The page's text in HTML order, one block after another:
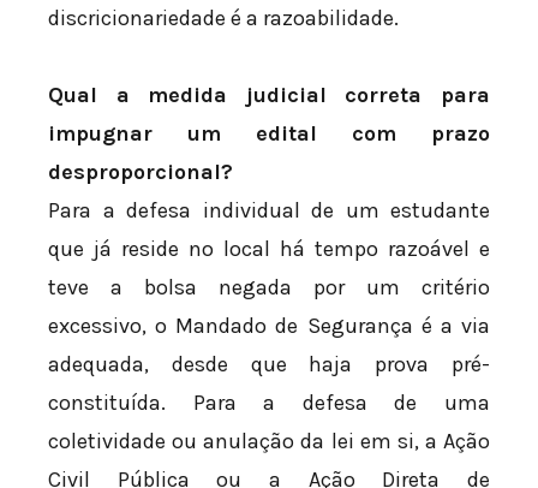
discricionariedade é a razoabilidade.
Qual a medida judicial correta para
impugnar um edital com prazo
desproporcional?
Para a defesa individual de um estudante
que já reside no local há tempo razoável e
teve a bolsa negada por um critério
excessivo, o Mandado de Segurança é a via
adequada, desde que haja prova pré-
constituída. Para a defesa de uma
coletividade ou anulação da lei em si, a Ação
Civil Pública ou a Ação Direta de